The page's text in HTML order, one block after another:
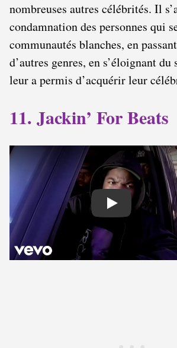
nombreuses autres célébrités. Il
condamnation des personnes qui
communautés blanches, en
d’autres genres, en s’éloignant
leur a permis d’acquérir leur
11. Jackin’ For Beats
Play